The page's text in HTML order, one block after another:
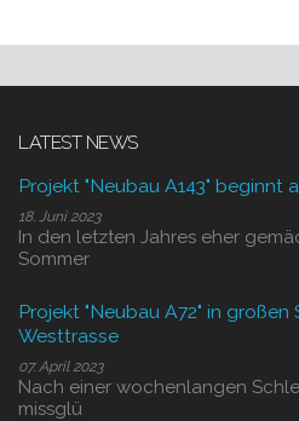
LATEST NEWS
Projekt "Neubau A143" beginnt
18. Juni 2023
In den letzten Jahres eher
Sommer
Projekt "Neubau A72" in großen
Westtrasse
07. April 2023
Nach einer wochenlangen
missglü